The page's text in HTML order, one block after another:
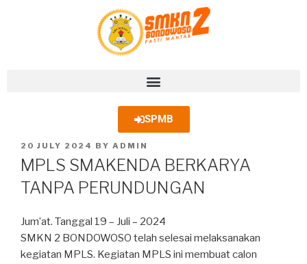
SPMB
20 JULY 2024 BY ADMIN
MPLS SMAKENDA BERKARYA
TANPA PERUNDUNGAN
Jum’at. Tanggal 19 – Juli – 2024
SMKN 2 BONDOWOSO telah selesai melaksanakan
kegiatan MPLS. Kegiatan MPLS ini membuat calon